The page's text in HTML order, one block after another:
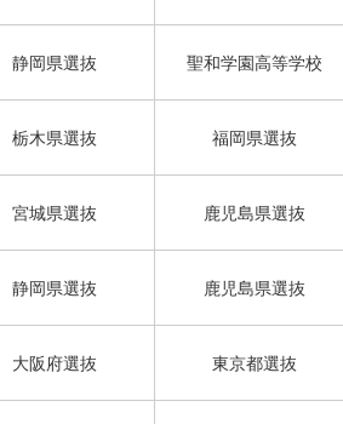
静岡県選抜 聖和学園高等学校
栃木県選抜 福岡県選抜
宮城県選抜 鹿児島県選抜
静岡県選抜 鹿児島県選抜
大阪府選抜 東京都選抜